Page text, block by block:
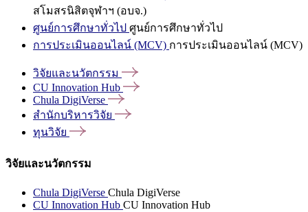
สโมสรนิสิตจุฬาฯ (อบจ.)
ศูนย์การศึกษาทั่วไป ศูนย์การศึกษาทั่วไป
การประเมินออนไลน์ (MCV) การประเมินออนไลน์ (MCV)
วิจัยและนวัตกรรม
CU Innovation Hub
Chula DigiVerse
สำนักบริหารวิจัย
ทุนวิจัย
วิจัยและนวัตกรรม
Chula DigiVerse Chula DigiVerse
CU Innovation Hub CU Innovation Hub